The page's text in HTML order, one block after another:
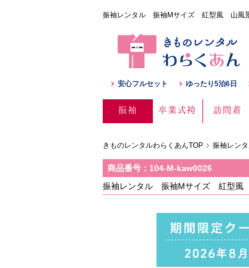
振袖レンタル 振袖Mサイズ 紅型風 山風
安心フルセット ゆったり5泊6日
振袖 卒業式袴 訪問着
きものレンタルわらくあんTOP 振袖レン
商品番号：104-M-kaw0026
振袖レンタル 振袖Mサイズ 紅型